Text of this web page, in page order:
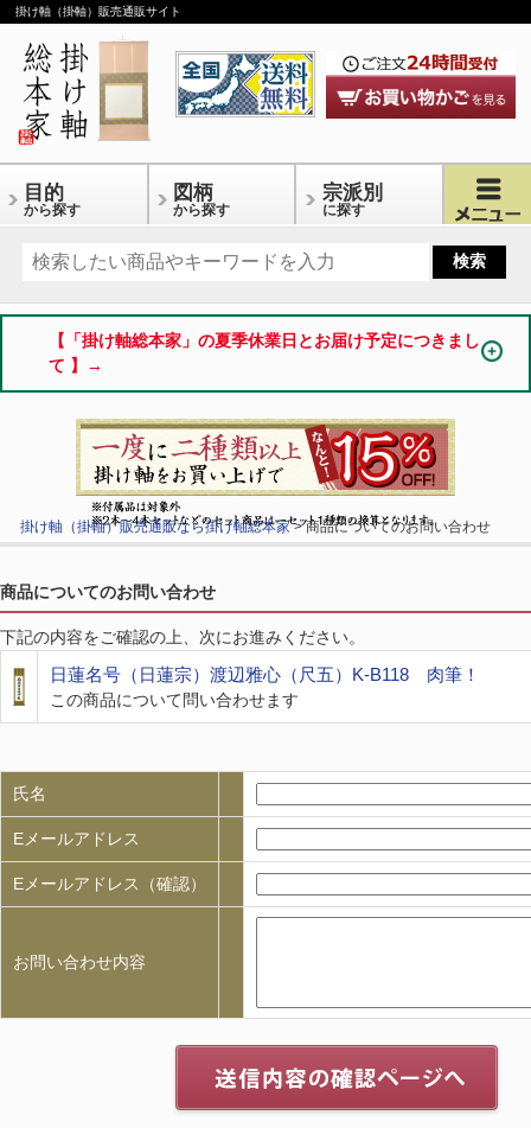
掛け軸（掛軸）販売通販サイト
目的
から探す
図柄
から探す
宗派別
に探す
【「掛け軸総本家」の夏季休業日とお届け予定につきまし
て 】→
掛け軸（掛軸）販売通販なら掛け軸総本家> 商品についてのお問い合わせ
商品についてのお問い合わせ
下記の内容をご確認の上、次にお進みください。
日蓮名号（日蓮宗）渡辺雅心（尺五）K-B118 肉筆！
この商品について問い合わせます
氏名
Eメールアドレス
Eメールアドレス（確認）
お問い合わせ内容